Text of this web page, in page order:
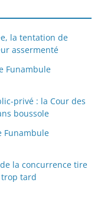
la tentation de
assermenté
Funambule
privé : la Cour des
boussole
Funambule
la concurrence tire
trop tard